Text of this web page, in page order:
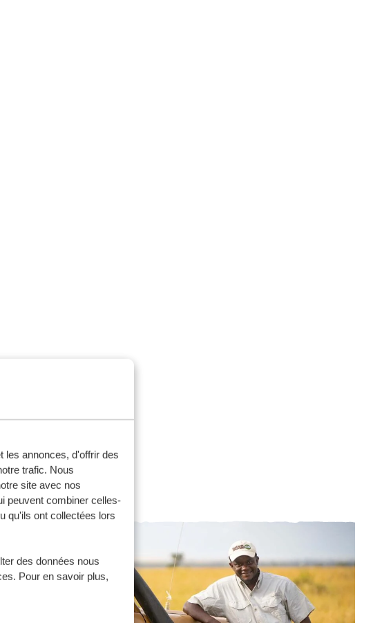
les annonces, d'offrir des
trafic. Nous
site avec nos
peuvent combiner celles-
qu'ils ont collectées lors
des données nous
Pour en savoir plus,